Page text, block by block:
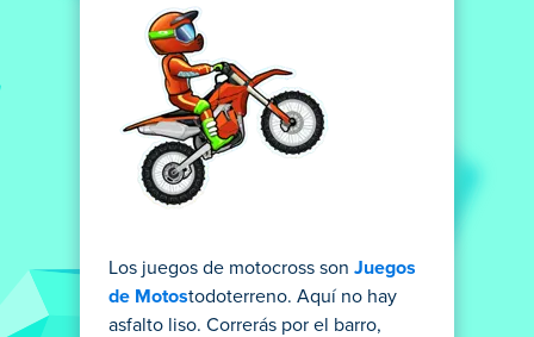
Los juegos de motocross son Juegos
de Motostodoterreno. Aquí no hay
asfalto liso. Correrás por el barro,